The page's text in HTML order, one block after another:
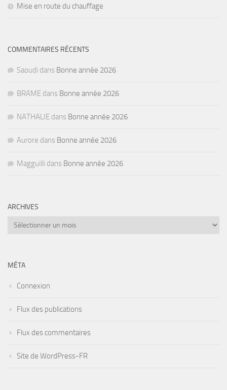
Mise en route du chauffage
COMMENTAIRES RÉCENTS
Saoudi dans Bonne année 2026
BRAME dans Bonne année 2026
NATHALIE dans Bonne année 2026
Aurore dans Bonne année 2026
Magguilli dans Bonne année 2026
ARCHIVES
Archives
MÉTA
Connexion
Flux des publications
Flux des commentaires
Site de WordPress-FR